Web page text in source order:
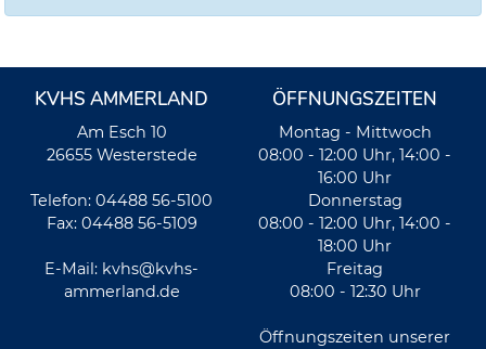
KVHS AMMERLAND
Am Esch 10
26655 Westerstede
Telefon: 04488 56-5100
Fax: 04488 56-5109
E-Mail: kvhs@kvhs-
ammerland.de
ÖFFNUNGSZEITEN
Montag - Mittwoch
08:00 - 12:00 Uhr, 14:00 -
16:00 Uhr
Donnerstag
08:00 - 12:00 Uhr, 14:00 -
18:00 Uhr
Freitag
08:00 - 12:30 Uhr
Öffnungszeiten unserer